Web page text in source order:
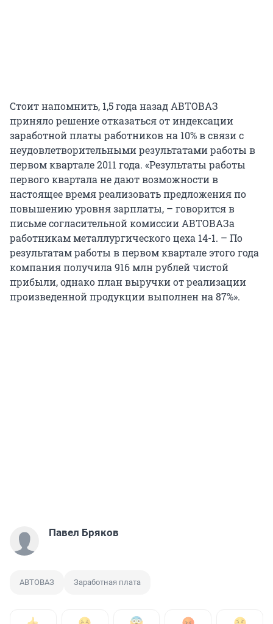
Стоит напомнить, 1,5 года назад АВТОВАЗ
приняло решение отказаться от индексации
заработной платы работников на 10% в связи с
неудовлетворительными результатами работы в
первом квартале 2011 года. «Результаты работы
первого квартала не дают возможности в
настоящее время реализовать предложения по
повышению уровня зарплаты, – говорится в
письме согласительной комиссии АВТОВАЗа
работникам металлургического цеха 14-1. – По
результатам работы в первом квартале этого года
компания получила 916 млн рублей чистой
прибыли, однако план выручки от реализации
произведенной продукции выполнен на 87%».
Павел Бряков
АВТОВАЗ Заработная плата